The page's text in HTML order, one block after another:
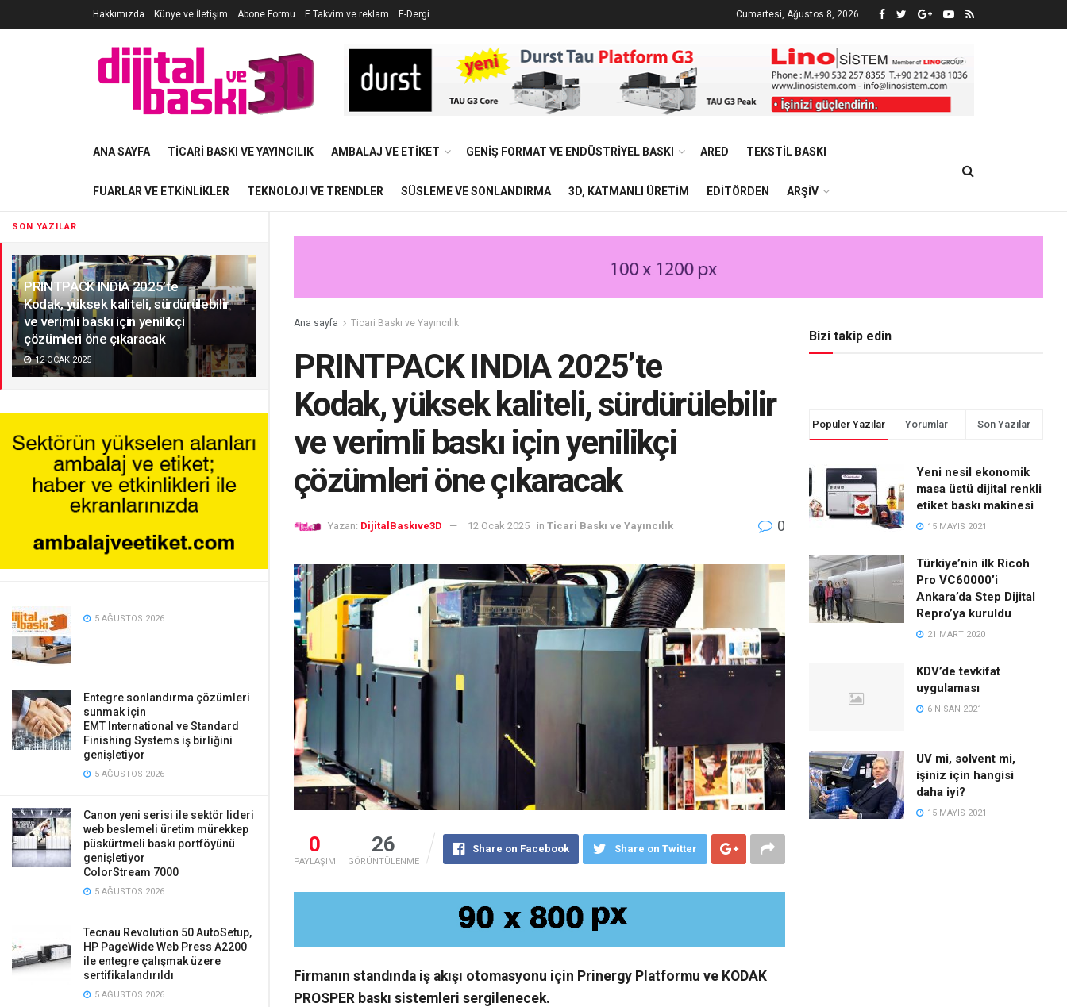
SON YAZILAR
PRINTPACK INDIA 2025’te
Kodak, yüksek kaliteli, sürdürülebilir
ve verimli baskı için yenilikçi
çözümleri öne çıkaracak
12 OCAK 2025
5 AĞUSTOS 2026
Entegre sonlandırma çözümleri
sunmak için
EMT International ve Standard
Finishing Systems iş birliğini
genişletiyor
5 AĞUSTOS 2026
Canon yeni serisi ile sektör lideri
web beslemeli üretim mürekkep
püskürtmeli baskı portföyünü
genişletiyor
ColorStream 7000
5 AĞUSTOS 2026
Tecnau Revolution 50 AutoSetup,
HP PageWide Web Press A2200
ile entegre çalışmak üzere
sertifikalandırıldı
5 AĞUSTOS 2026
Hakkımızda Künye ve İletişim Abone Formu E Takvim ve reklam E-Dergi Cumartesi, Ağustos 8, 2026
ANA SAYFA TICARI BASKI VE YAYINCILIK AMBALAJ VE ETIKET GENIŞ FORMAT VE ENDÜSTRIYEL BASKI ARED TEKSTIL BASKI
FUARLAR VE ETKINLIKLER TEKNOLOJI VE TRENDLER SÜSLEME VE SONLANDIRMA 3D, KATMANLI ÜRETIM EDITÖRDEN ARŞIV
Ana sayfa Ticari Baskı ve Yayıncılık
PRINTPACK INDIA 2025’te
Kodak, yüksek kaliteli, sürdürülebilir
ve verimli baskı için yenilikçi
çözümleri öne çıkaracak
Yazan: DijitalBaskıve3D 12 Ocak 2025 in Ticari Baskı ve Yayıncılık 0
0
PAYLAŞIM
26
GÖRÜNTÜLENME
Share on Facebook Share on Twitter
Firmanın standında iş akışı otomasyonu için Prinergy Platformu ve KODAK
PROSPER baskı sistemleri sergilenecek.
Bizi takip edin
Popüler Yazılar Yorumlar Son Yazılar
Yeni nesil ekonomik
masa üstü dijital renkli
etiket baskı makinesi
15 MAYIS 2021
Türkiye’nin ilk Ricoh
Pro VC60000’i
Ankara’da Step Dijital
Repro’ya kuruldu
21 MART 2020
KDV’de tevkifat
uygulaması
6 NISAN 2021
UV mi, solvent mi,
işiniz için hangisi
daha iyi?
15 MAYIS 2021